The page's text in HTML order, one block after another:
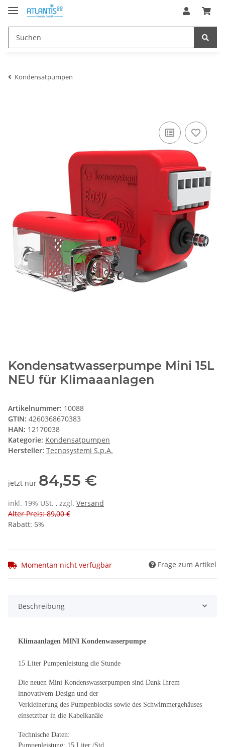
Kondensatpumpen
Kondensatwasserpumpe Mini 15L
NEU für Klimaaanlagen
Artikelnummer: 10088
GTIN: 4260368670383
HAN: 12170038
Kategorie: Kondensatpumpen
Hersteller: Tecnosystemi S.p.A.
jetzt nur 84,55 €
inkl. 19% USt. , zzgl. Versand
Alter Preis: 89,00 €
Rabatt: 5%
Momentan nicht verfügbar Frage zum Artikel
Beschreibung
Klimaanlagen MINI Kondenwasserpumpe
15 Liter Pumpenleistung die Stunde
Die neuen Mini Kondenswasserpumpen sind Dank Ihrem
innovativem Design und der
Verkleinerung des Pumpenblocks sowie des Schwimmergehäuses
einsetztbar in die Kabelkanäle
Technische Daten:
Pumpenleistung: 15 Liter /Std.